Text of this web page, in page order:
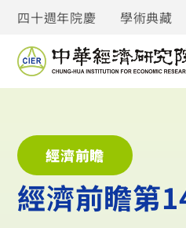
四十週年院慶 學術典藏
經濟前瞻
經濟前瞻第